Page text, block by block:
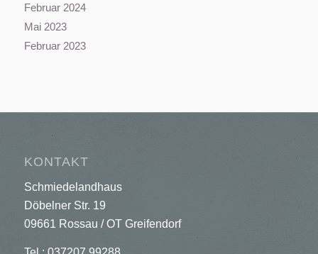
Februar 2024
Mai 2023
Februar 2023
KONTAKT
Schmiedelandhaus
Döbelner Str. 19
09661 Rossau / OT Greifendorf